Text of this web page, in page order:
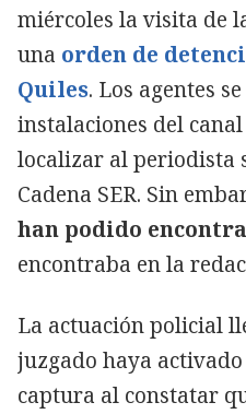
miércoles la visita de
una orden de
Quiles. Los agentes
instalaciones del
localizar al periodista
Cadena SER. Sin
han podido
encontraba en la
La actuación policial
juzgado haya
captura al constatar